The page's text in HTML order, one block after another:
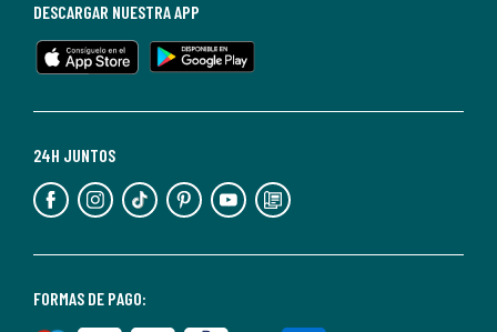
en
cualquier
Para
información,
puedes
nuestra
FORMAS DE PAGO:
24H JUNTOS
DESCARGAR NUESTRA APP